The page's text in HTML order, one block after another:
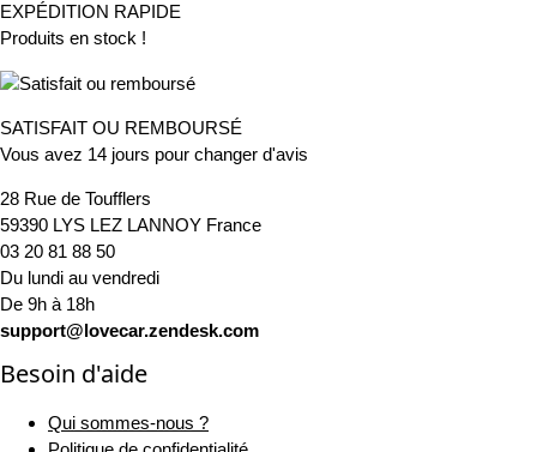
EXPÉDITION RAPIDE
Produits en stock !
SATISFAIT OU REMBOURSÉ
Vous avez 14 jours pour changer d'avis
28 Rue de Toufflers
59390 LYS LEZ LANNOY France
03 20 81 88 50
Du lundi au vendredi
De 9h à 18h
support@lovecar.zendesk.com
Besoin d'aide
Qui sommes-nous ?